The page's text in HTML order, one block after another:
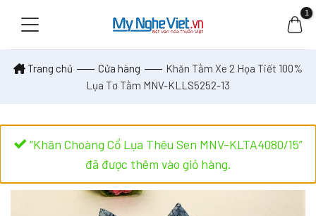
Trang chủ Cửa hàng
Khăn Tằm Xe 2 Họa Tiết 100%
Lụa Tơ Tằm MNV-KLLS5252-13
“Khăn Choàng Cổ Lụa Thêu Sen MNV-KLTA4080/15”
đã được thêm vào giỏ hàng.